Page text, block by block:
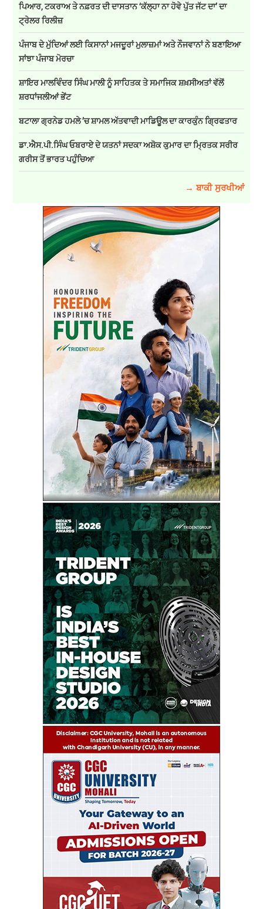
ਪਿਆਰ, ਟਕਰਾਅ ਤੇ ਨਫ਼ਰਤ ਦੀ ਦਾਸਤਾਨ ‘ਕੱਲ੍ਹਾ ਨਾ ਹੋਵੇ ਪੁੱਤ ਜੱਟ ਦਾ’ ਦਾ
ਟ੍ਰੇਲਰ ਰਿਲੀਜ਼
ਪੰਜਾਬ ਦੇ ਮੁੱਦਿਆਂ ਲਈ ਕਿਸਾਨਾਂ ਮਜਦੂਰਾਂ ਮੁਲਾਜ਼ਮਾਂ ਅਤੇ ਨੌਜਵਾਨਾਂ ਨੇ ਬਣਾਇਆ
ਸਾਂਝਾ ਪੰਜਾਬ ਮੋਰਚਾ
ਸ਼ਾਇਰ ਮਾਲਵਿੰਦਰ ਸਿੰਘ ਮਾਲੀ ਨੂੰ ਸਾਹਿਤਕ ਤੇ ਸਮਾਜਿਕ ਸ਼ਖ਼ਸੀਅਤਾਂ ਵੱਲੋਂ
ਸ਼ਰਧਾਂਜਲੀਆਂ ਭੇਂਟ
ਬਟਾਲਾ ਗ੍ਰਨੇਡ ਹਮਲੇ ’ਚ ਸ਼ਾਮਲ ਅੱਤਵਾਦੀ ਮਾਡਿਊਲ ਦਾ ਕਾਰਕੁੰਨ ਗ੍ਰਿਫਤਾਰ
ਡਾ.ਐਸ.ਪੀ.ਸਿੰਘ ਓਬਰਾਏ ਦੇ ਯਤਨਾਂ ਸਦਕਾ ਅਸ਼ੋਕ ਕੁਮਾਰ ਦਾ ਮ੍ਰਿਤਕ ਸਰੀਰ
ਗਰੀਸ ਤੋਂ ਭਾਰਤ ਪਹੁੰਚਿਆ
→ ਬਾਕੀ ਸੁਰਖੀਆਂ